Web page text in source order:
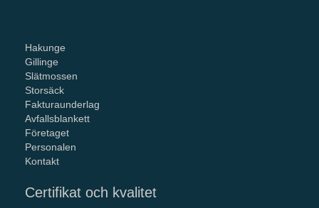
Hakunge
Gillinge
Slätmossen
Storsäck
Fakturaunderlag
Avfallsblankett
Företaget
Personalen
Kontakt
Certifikat och kvalitet